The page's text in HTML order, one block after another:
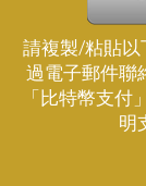
請複製/粘貼以
過電子郵件聯
「比特幣支付
明